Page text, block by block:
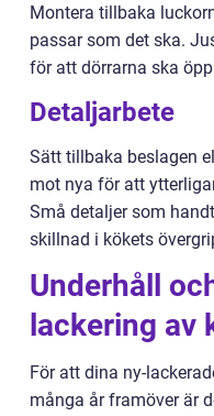
Montera tillbaka
passar som det ska.
för att dörrarna ska
Detaljarbete
Sätt tillbaka beslagen
mot nya för att
Små detaljer som
skillnad i kökets
Underhåll
lackering av
För att dina ny-
många år framöver är